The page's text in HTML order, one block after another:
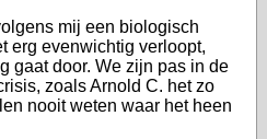
mij een biologisch
erg evenwichtig verloopt,
gaat door. We zijn pas in de
zoals Arnold C. het zo
nooit weten waar het heen